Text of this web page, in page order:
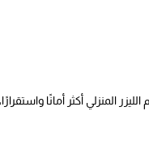
المنزلي أكثر أمانًا